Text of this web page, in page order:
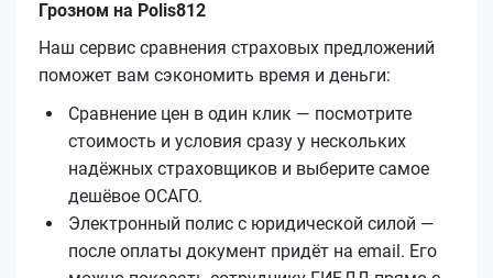
Грозном на Polis812
Наш сервис сравнения страховых предложений
поможет вам сэкономить время и деньги:
Сравнение цен в один клик — посмотрите
стоимость и условия сразу у нескольких
надёжных страховщиков и выберите самое
дешёвое ОСАГО.
Электронный полис с юридической силой —
после оплаты документ придёт на email. Его